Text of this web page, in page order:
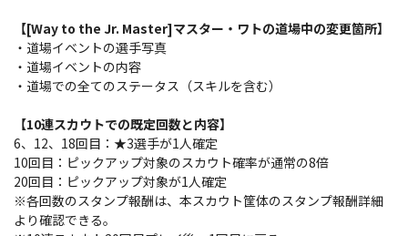
【[Way to the Jr. Master]マスター・ワトの道場中の変更箇所】
・道場イベントの選手写真
・道場イベントの内容
・道場での全てのステータス（スキルを含む）
【10連スカウトでの既定回数と内容】
6、12、18回目：★3選手が1人確定
10回目：ピックアップ対象のスカウト確率が通常の8倍
20回目：ピックアップ対象が1人確定
※各回数のスタンプ報酬は、本スカウト筐体のスタンプ報酬詳細
より確認できる。